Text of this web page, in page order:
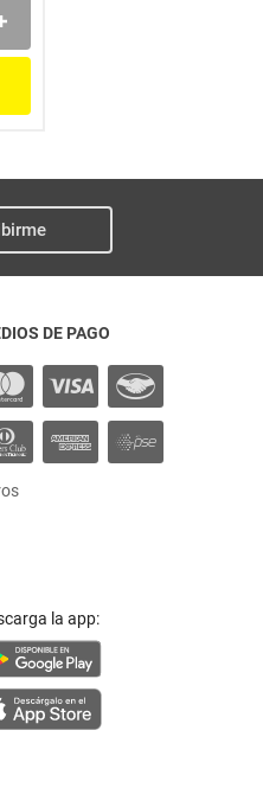
DE PAGO
la app: